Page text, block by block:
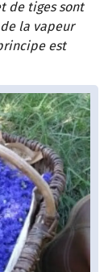
de tiges sont
la vapeur
est